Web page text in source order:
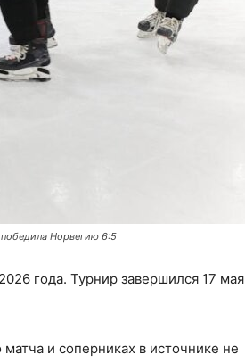
Норвегию 6:5
года. Турнир завершился 17 мая
и соперниках в источнике не